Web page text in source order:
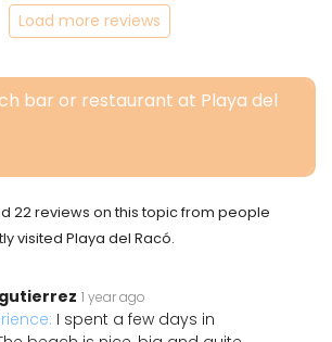
Load more reviews
bar or restaurant at Playa del
22 reviews on this topic from people
visited Playa del Racó.
1 year ago
I spent a few days in